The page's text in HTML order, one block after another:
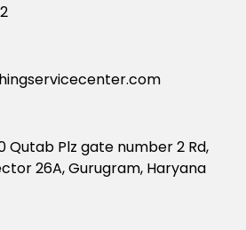
Qutab Plz gate number 2 Rd,
26A, Gurugram, Haryana